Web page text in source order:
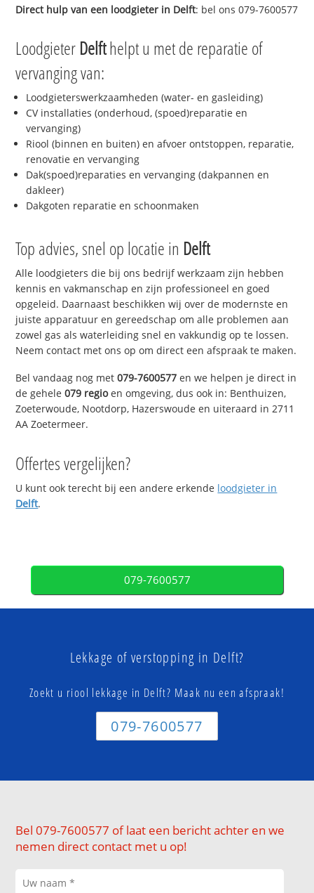
Direct hulp van een loodgieter in Delft: bel ons 079-7600577
Loodgieter Delfthelpt u met de reparatie of
vervanging van:
Loodgieterswerkzaamheden (water- en gasleiding)
CV installaties (onderhoud, (spoed)reparatie en
vervanging)
Riool (binnen en buiten) en afvoer ontstoppen, reparatie,
renovatie en vervanging
Dak(spoed)reparaties en vervanging (dakpannen en
dakleer)
Dakgoten reparatie en schoonmaken
Top advies, snel op locatie in Delft
Alle loodgieters die bij ons bedrijf werkzaam zijn hebben
kennis en vakmanschap en zijn professioneel en goed
opgeleid. Daarnaast beschikken wij over de modernste en
juiste apparatuur en gereedschap om alle problemen aan
zowel gas als waterleiding snel en vakkundig op te lossen.
Neem contact met ons op om direct een afspraak te maken.
Bel vandaag nog met079-7600577 en we helpen je direct in
de gehele079 regioen omgeving, dus ook in: Benthuizen,
Zoeterwoude, Nootdorp, Hazerswoude en uiteraard in 2711
AA Zoetermeer.
Offertes vergelijken?
U kunt ook terecht bij een andere erkende loodgieter in
Delft.
079-7600577
Lekkage of verstopping in Delft?
Zoekt u riool lekkage in Delft? Maak nu een afspraak!
079-7600577
Bel 079-7600577 of laat een bericht achter en we
nemen direct contact met u op!